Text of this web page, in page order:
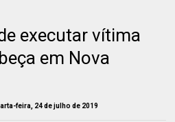
executar vítima
em Nova
feira, 24 de julho de 2019